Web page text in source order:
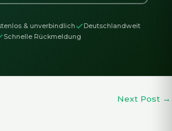
& unverbindlich
Deutschlandweit
Schnelle Rückmeldung
Next Post →